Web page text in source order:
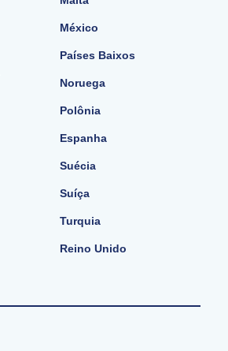
México
Países Baixos
Noruega
Polônia
Espanha
Suécia
Suíça
Turquia
Reino Unido